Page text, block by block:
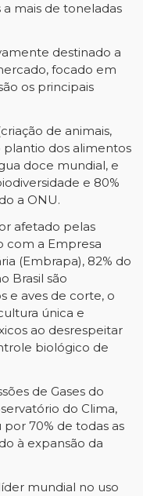
mais de toneladas
destinado a
focado em
os principais
de animais,
plantio dos alimentos
doce mundial, e
e 80%
a ONU.
afetado pelas
com a Empresa
(Embrapa), 82% do
Brasil são
e aves de corte, o
única e
ao desrespeitar
biológico de
de Gases do
do Clima,
70% de todas as
à expansão da
mundial no uso